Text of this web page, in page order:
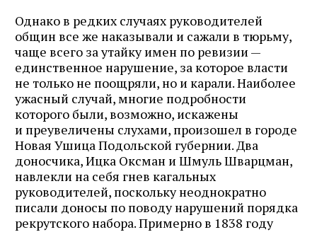
Однако в редких случаях руководителей
общин все же наказывали и сажали в тюрьму,
чаще всего за утайку имен по ревизии —
единственное нарушение, за которое власти
не только не поощряли, но и карали. Наиболее
ужасный случай, многие подробности
которого были, возможно, искажены
и преувеличены слухами, произошел в городе
Новая Ушица Подольской губернии. Два
доносчика, Ицка Оксман и Шмуль Шварцман,
навлекли на себя гнев кагальных
руководителей, поскольку неоднократно
писали доносы по поводу нарушений порядка
рекрутского набора. Примерно в 1838 году